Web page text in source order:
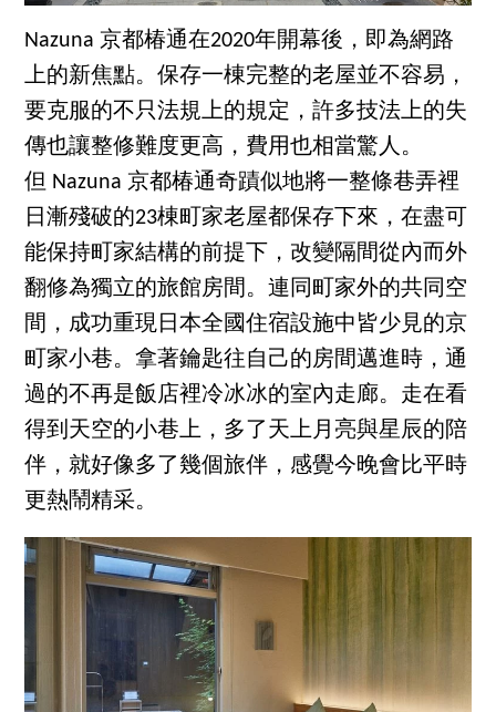
Nazuna 京都椿通在2020年開幕後，即為網路
上的新焦點。保存一棟完整的老屋並不容易，
要克服的不只法規上的規定，許多技法上的失
傳也讓整修難度更高，費用也相當驚人。
但 Nazuna 京都椿通奇蹟似地將一整條巷弄裡
日漸殘破的23棟町家老屋都保存下來，在盡可
能保持町家結構的前提下，改變隔間從內而外
翻修為獨立的旅館房間。連同町家外的共同空
間，成功重現日本全國住宿設施中皆少見的京
町家小巷。拿著鑰匙往自己的房間邁進時，通
過的不再是飯店裡冷冰冰的室內走廊。走在看
得到天空的小巷上，多了天上月亮與星辰的陪
伴，就好像多了幾個旅伴，感覺今晚會比平時
更熱鬧精采。